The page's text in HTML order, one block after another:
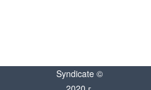
Syndicate ©